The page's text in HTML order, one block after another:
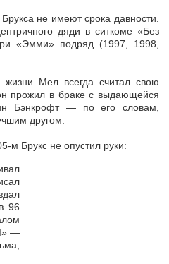
не имеют срока давности.
дяди в ситкоме «Без
«Эмми» подряд (1997, 1998,
Мел всегда считал свою
прожил в браке с выдающейся
Бэнкрофт — по его словам,
другом.
м Брукс не опустил руки:
96
—